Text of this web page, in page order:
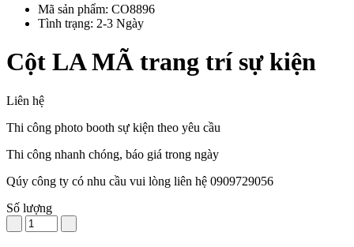
Mã sản phẩm: CO8896
Tình trạng: 2-3 Ngày
Cột LA MÃ trang trí sự kiện
Liên hệ
Thi công photo booth sự kiện theo yêu cầu
Thi công nhanh chóng, báo giá trong ngày
Qúy công ty có nhu cầu vui lòng liên hệ 0909729056
Số lượng